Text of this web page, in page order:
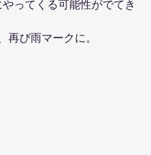
ってくる可能性がでてき
再び雨マークに。